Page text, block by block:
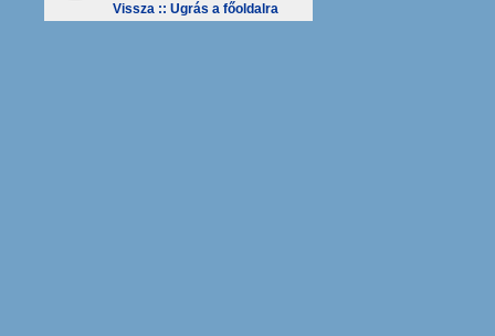
Vissza :: Ugrás a főoldalra